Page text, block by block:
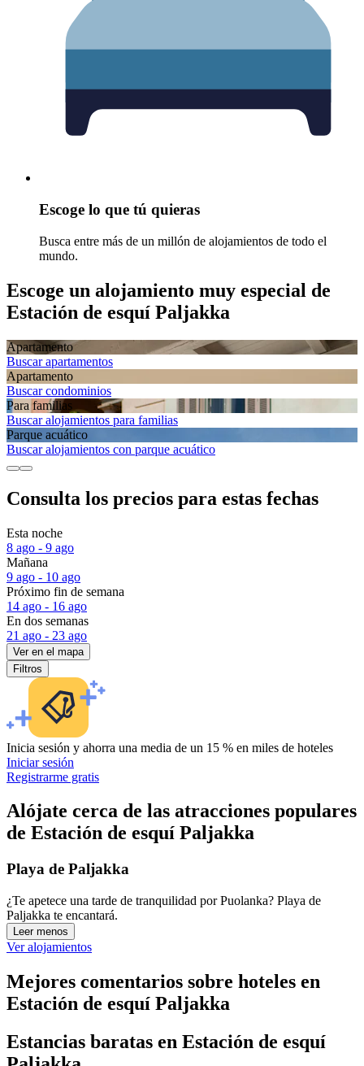
Escoge lo que tú quieras
Busca entre más de un millón de alojamientos de todo el
mundo.
Escoge un alojamiento muy especial de
Estación de esquí Paljakka
Apartamento
Buscar apartamentos
Apartamento
Buscar condominios
Para familias
Buscar alojamientos para familias
Parque acuático
Buscar alojamientos con parque acuático
Consulta los precios para estas fechas
Esta noche
8 ago - 9 ago
Mañana
9 ago - 10 ago
Próximo fin de semana
14 ago - 16 ago
En dos semanas
21 ago - 23 ago
Ver en el mapa
Filtros
Inicia sesión y ahorra una media de un 15 % en miles de hoteles
Iniciar sesión
Registrarme gratis
Alójate cerca de las atracciones populares
de Estación de esquí Paljakka
Playa de Paljakka
¿Te apetece una tarde de tranquilidad por Puolanka? Playa de
Paljakka te encantará.
Leer menos
Ver alojamientos
Mejores comentarios sobre hoteles en
Estación de esquí Paljakka
Estancias baratas en Estación de esquí